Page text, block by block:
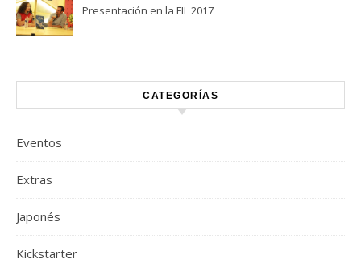
Presentación en la FIL 2017
CATEGORÍAS
Eventos
Extras
Japonés
Kickstarter